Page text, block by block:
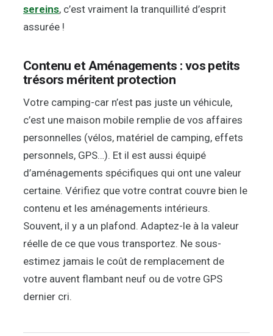
sereins, c’est vraiment la tranquillité d’esprit
assurée !
Contenu et Aménagements : vos petits
trésors méritent protection
Votre camping-car n’est pas juste un véhicule,
c’est une maison mobile remplie de vos affaires
personnelles (vélos, matériel de camping, effets
personnels, GPS…). Et il est aussi équipé
d’aménagements spécifiques qui ont une valeur
certaine. Vérifiez que votre contrat couvre bien le
contenu et les aménagements intérieurs.
Souvent, il y a un plafond. Adaptez-le à la valeur
réelle de ce que vous transportez. Ne sous-
estimez jamais le coût de remplacement de
votre auvent flambant neuf ou de votre GPS
dernier cri.